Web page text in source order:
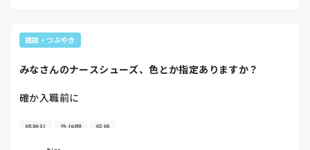
少しでも参考になればと思い、身近な経験談としてお伝えしま
した😌
雑談・つぶやき
みなさんのナースシューズ、色とか指定ありますか？
確か入職前に
白のシューズを用意してください
精神科 急性期 病棟